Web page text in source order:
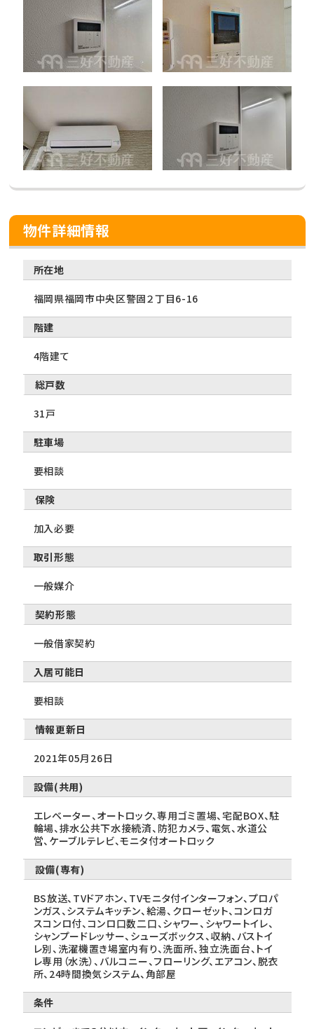
物件詳細情報
所在地
福岡県福岡市中央区警固２丁目6-16
階建
4階建て
総戸数
31戸
駐車場
要相談
保険
加入必要
取引形態
一般媒介
契約形態
一般借家契約
入居可能日
要相談
情報更新日
2021年05月26日
設備(共用)
エレベーター、オートロック、専用ゴミ置場、宅配BOX、駐
輪場、排水公共下水接続済、防犯カメラ、電気、水道公
営、ケーブルテレビ、モニタ付オートロック
設備(専有)
BS放送、TVドアホン、TVモニタ付インターフォン、プロパ
ンガス、システムキッチン、給湯、クローゼット、コンロガ
スコンロ付、コンロ口数二口、シャワー、シャワートイレ、
シャンプードレッサー、シューズボックス、収納、バストイ
レ別、洗濯機置き場室内有り、洗面所、独立洗面台、トイ
レ専用（水洗）、バルコニー、フローリング、エアコン、脱衣
所、24時間換気システム、角部屋
条件